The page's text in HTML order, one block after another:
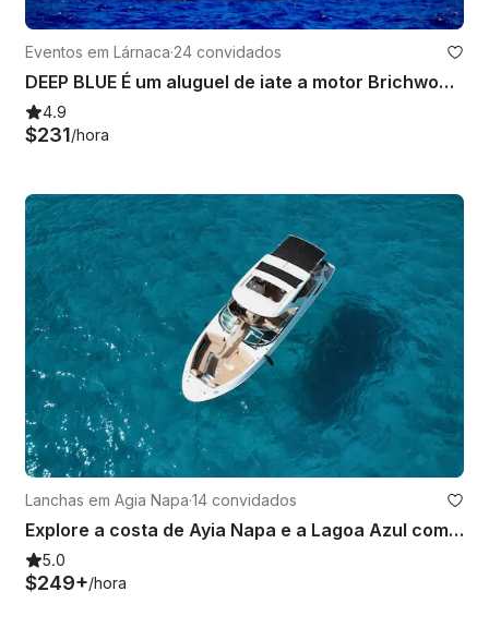
Eventos em Lárnaca·24 convidados
DEEP BLUE É um aluguel de iate a motor Brichwood de 45 pés para 24 pessoas em Larnaca, Chipre
4.9
$231/hora
Lanchas em Agia Napa·14 convidados
Explore a costa de Ayia Napa e a Lagoa Azul com o luxuoso Bowrider Sea Ray SLX350
5.0
$249+/hora